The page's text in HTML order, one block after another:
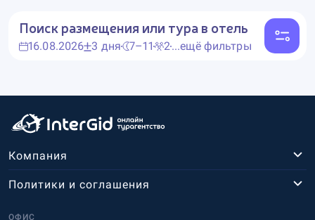
Поиск размещения или тура в отель
16.08.2026 3 дня 7–11 2...ещё фильтры
Компания
ОФИС
Политики и соглашения